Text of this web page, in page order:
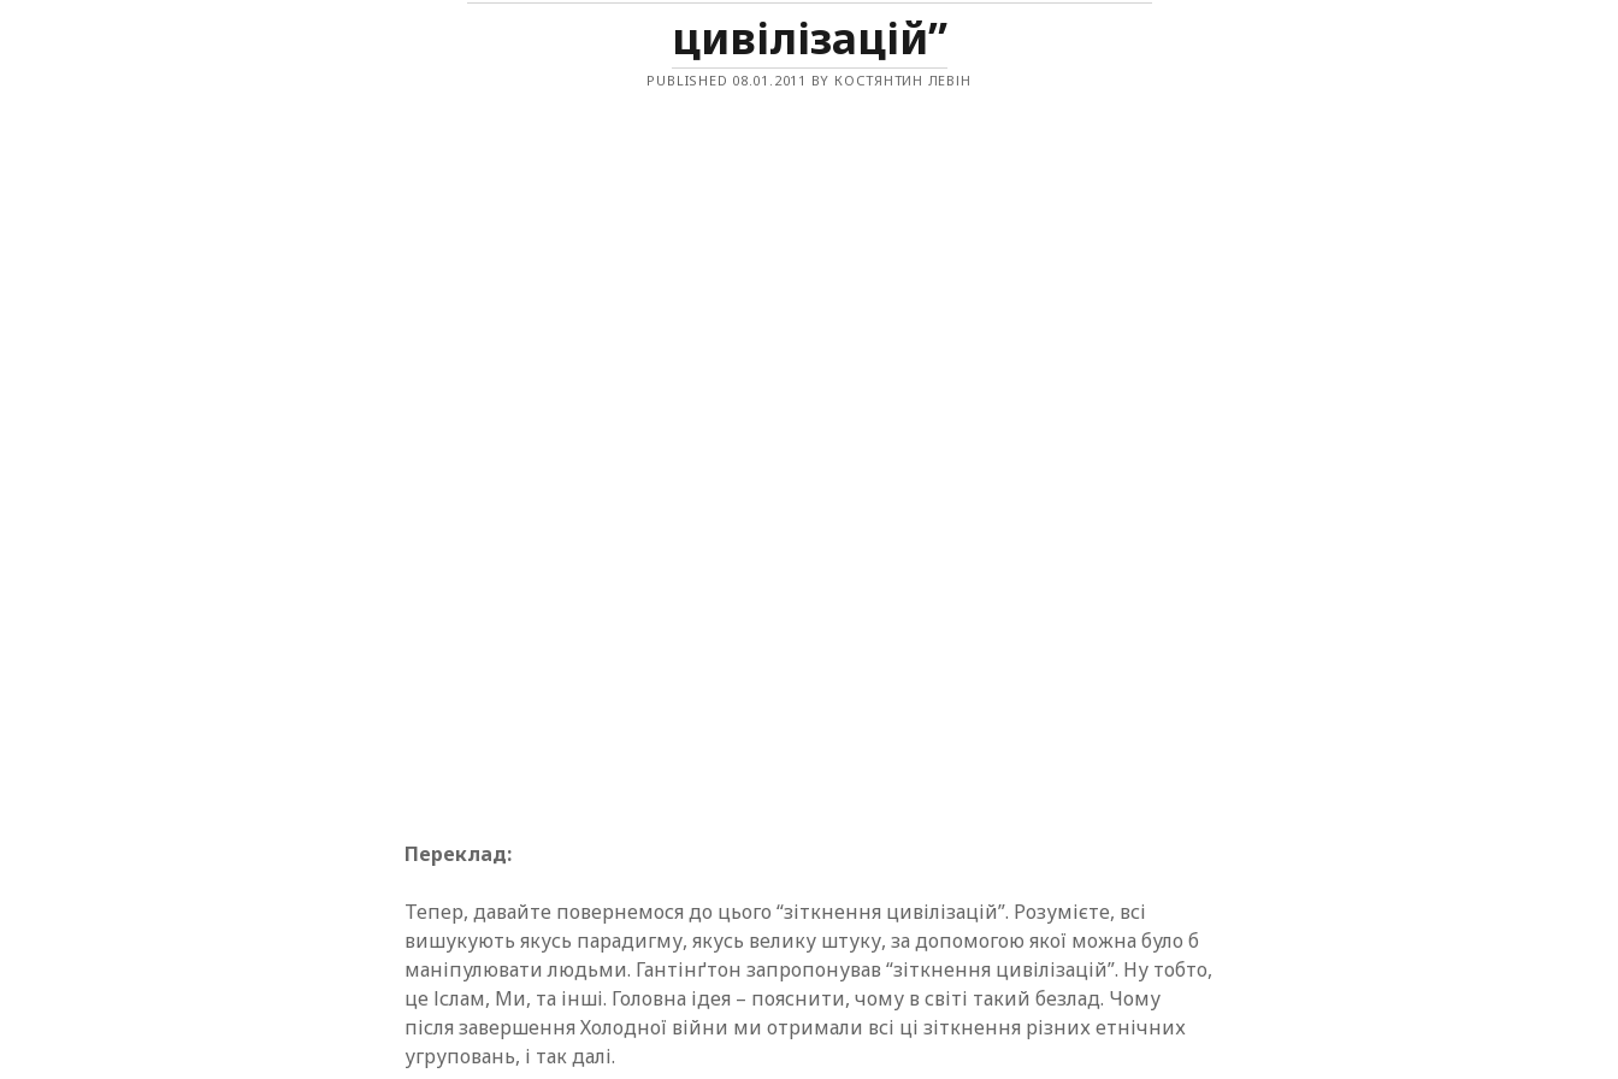
цивілізацій”
PUBLISHED 08.01.2011 BY КОСТЯНТИН ЛЕВІН
Переклад:
Тепер, давайте повернемося до цього “зіткнення цивілізацій”. Розумієте, всі
вишукують якусь парадигму, якусь велику штуку, за допомогою якої можна було б
маніпулювати людьми. Гантінґтон запропонував “зіткнення цивілізацій”. Ну тобто,
це Іслам, Ми, та інші. Головна ідея – пояснити, чому в світі такий безлад. Чому
після завершення Холодної війни ми отримали всі ці зіткнення різних етнічних
угруповань, і так далі.